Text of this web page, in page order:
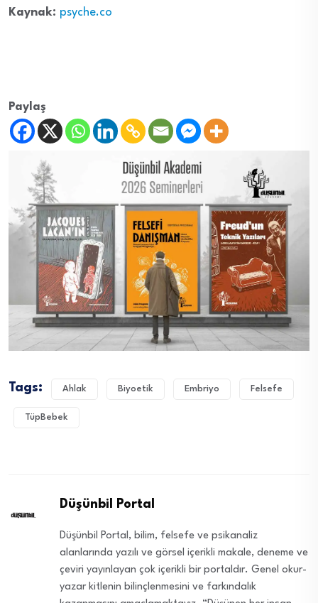
Kaynak: psyche.co
Paylaş
Tags: Ahlak Biyoetik Embriyo Felsefe
TüpBebek
Düşünbil Portal
Düşünbil Portal, bilim, felsefe ve psikanaliz
alanlarında yazılı ve görsel içerikli makale, deneme ve
çeviri yayınlayan çok içerikli bir portaldır. Genel okur-
yazar kitlenin bilinçlenmesini ve farkındalık